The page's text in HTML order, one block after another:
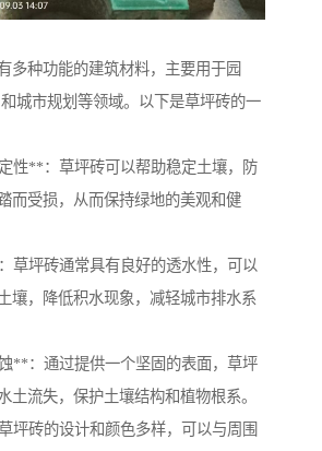
多种功能的建筑材料，主要用于园
和城市规划等领域。以下是草坪砖的一
性**：草坪砖可以帮助稳定土壤，防
而受损，从而保持绿地的美观和健
草坪砖通常具有良好的透水性，可以
壤，降低积水现象，减轻城市排水系
**：通过提供一个坚固的表面，草坪
土流失，保护土壤结构和植物根系。
坪砖的设计和颜色多样，可以与周围